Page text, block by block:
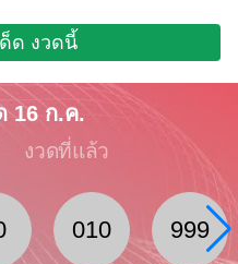
ด งวดนี้
16 ก.ค.
งวดที่แล้ว
010 999